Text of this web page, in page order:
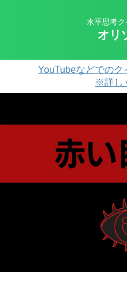
水平思考ク
オリ
YouTubeなどでの
※詳し